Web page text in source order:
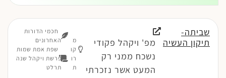
שביתה-
תיקון העשיה
מפ' ויקהל פקודי
נשכח ממני רק
המעט אשר נזכרתי
מ
קו
רו
ת
חכמי הדורות
האחרונים
שפת אמת שמות
פרשת ויקהל שנה
תרלט